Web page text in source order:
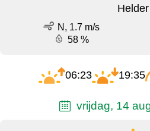
Helder
N, 1.7 m/s
58 %
06:23 19:35
vrijdag, 14